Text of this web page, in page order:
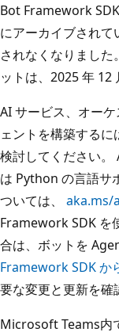
Bot Framework
にアーカイブされ
されなくなりまし
ットは、2025 年 12
AI サービス、オー
ェントを構築する
検討してください。
は Python の言語サ
ついては、 aka.ms/
Framework SDK を
合は、ボットを
Framework SDK か
要な変更と更新を確
Microsoft Teams内